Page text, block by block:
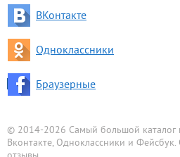
ВКонтакте
Одноклассники
Браузерные
© 2014-2026 Самый большой каталог
Вконтакте, Одноклассники и